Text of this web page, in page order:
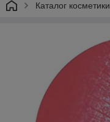
Каталог косметики